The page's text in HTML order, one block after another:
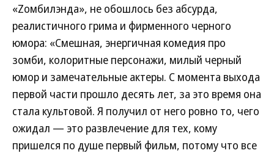
«Zомбилэнда», не обошлось без абсурда,
реалистичного грима и фирменного черного
юмора: «Смешная, энергичная комедия про
зомби, колоритные персонажи, милый черный
юмор и замечательные актеры. С момента выхода
первой части прошло десять лет, за это время она
стала культовой. Я получил от него ровно то, чего
ожидал — это развлечение для тех, кому
пришелся по душе первый фильм, потому что все